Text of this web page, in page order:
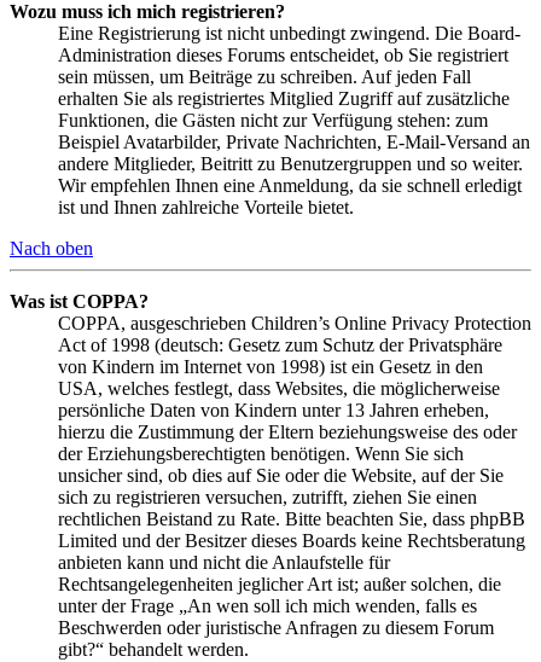
Wozu muss ich mich registrieren?
Eine Registrierung ist nicht unbedingt zwingend. Die Board-
Administration dieses Forums entscheidet, ob Sie registriert
sein müssen, um Beiträge zu schreiben. Auf jeden Fall
erhalten Sie als registriertes Mitglied Zugriff auf zusätzliche
Funktionen, die Gästen nicht zur Verfügung stehen: zum
Beispiel Avatarbilder, Private Nachrichten, E-Mail-Versand an
andere Mitglieder, Beitritt zu Benutzergruppen und so weiter.
Wir empfehlen Ihnen eine Anmeldung, da sie schnell erledigt
ist und Ihnen zahlreiche Vorteile bietet.
Nach oben
Was ist COPPA?
COPPA, ausgeschrieben Children’s Online Privacy Protection
Act of 1998 (deutsch: Gesetz zum Schutz der Privatsphäre
von Kindern im Internet von 1998) ist ein Gesetz in den
USA, welches festlegt, dass Websites, die möglicherweise
persönliche Daten von Kindern unter 13 Jahren erheben,
hierzu die Zustimmung der Eltern beziehungsweise des oder
der Erziehungsberechtigten benötigen. Wenn Sie sich
unsicher sind, ob dies auf Sie oder die Website, auf der Sie
sich zu registrieren versuchen, zutrifft, ziehen Sie einen
rechtlichen Beistand zu Rate. Bitte beachten Sie, dass phpBB
Limited und der Besitzer dieses Boards keine Rechtsberatung
anbieten kann und nicht die Anlaufstelle für
Rechtsangelegenheiten jeglicher Art ist; außer solchen, die
unter der Frage „An wen soll ich mich wenden, falls es
Beschwerden oder juristische Anfragen zu diesem Forum
gibt?“ behandelt werden.